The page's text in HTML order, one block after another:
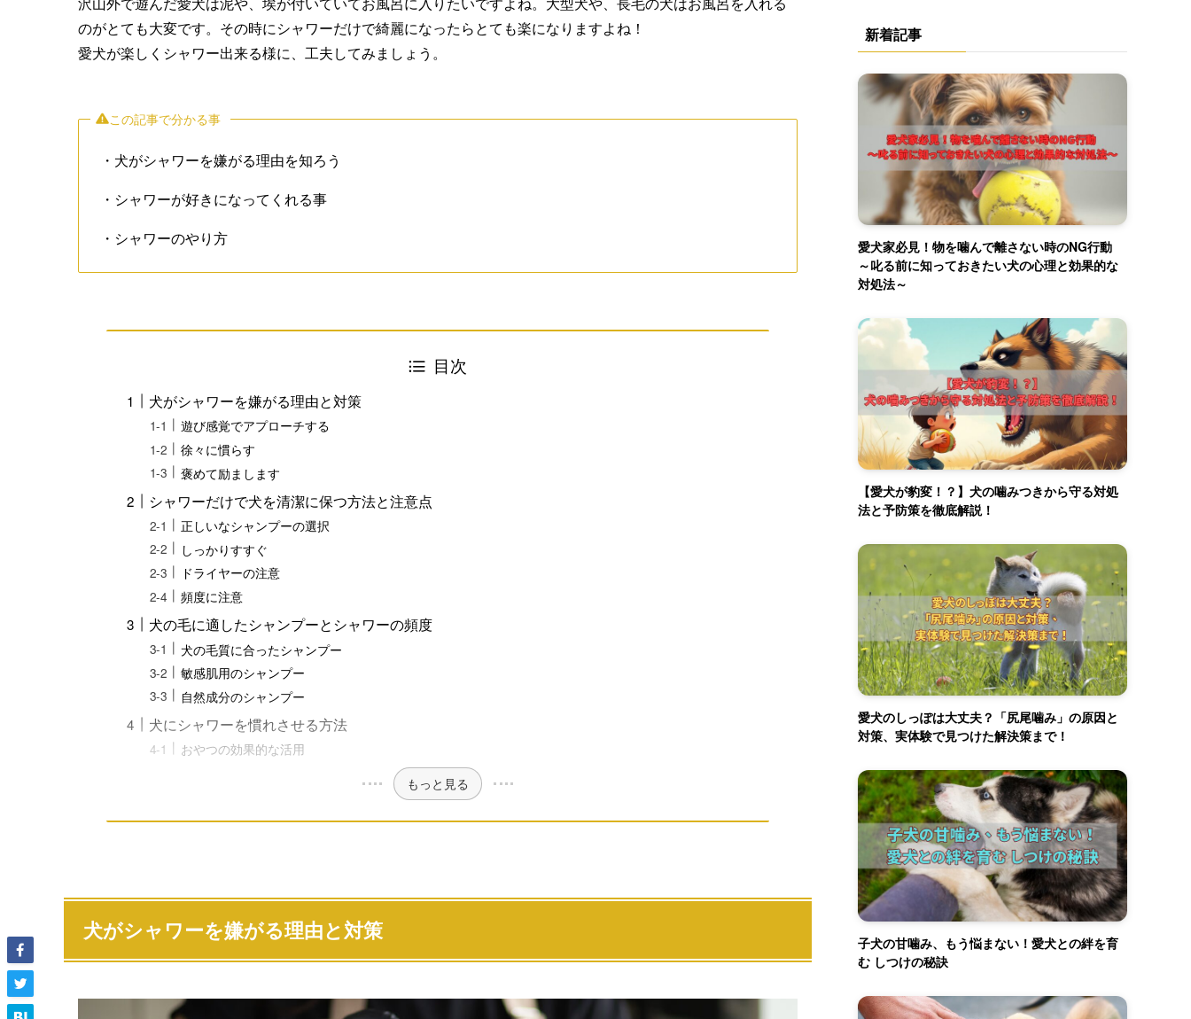
のがとても大変です。その時にシャワーだけで綺麗になったらとても楽になりますよね！
愛犬が楽しくシャワー出来る様に、工夫してみましょう。
この記事で分かる事
・犬がシャワーを嫌がる理由を知ろう
・シャワーが好きになってくれる事
・シャワーのやり方
目次
犬がシャワーを嫌がる理由と対策
遊び感覚でアプローチする
徐々に慣らす
褒めて励まします
シャワーだけで犬を清潔に保つ方法と注意点
正しいなシャンプーの選択
しっかりすすぐ
ドライヤーの注意
頻度に注意
犬の毛に適したシャンプーとシャワーの頻度
犬の毛質に合ったシャンプー
敏感肌用のシャンプー
自然成分のシャンプー
犬にシャワーを慣れさせる方法
おやつの効果的な活用
もっと見る
犬がシャワーを嫌がる理由と対策
新着記事
愛犬家必見！物を噛んで離さない時のNG行動
～叱る前に知っておきたい犬の心理と効果的な
対処法～
【愛犬が豹変！？】犬の噛みつきから守る対処
法と予防策を徹底解説！
愛犬のしっぽは大丈夫？「尻尾噛み」の原因と
対策、実体験で見つけた解決策まで！
子犬の甘噛み、もう悩まない！愛犬との絆を育
む しつけの秘訣